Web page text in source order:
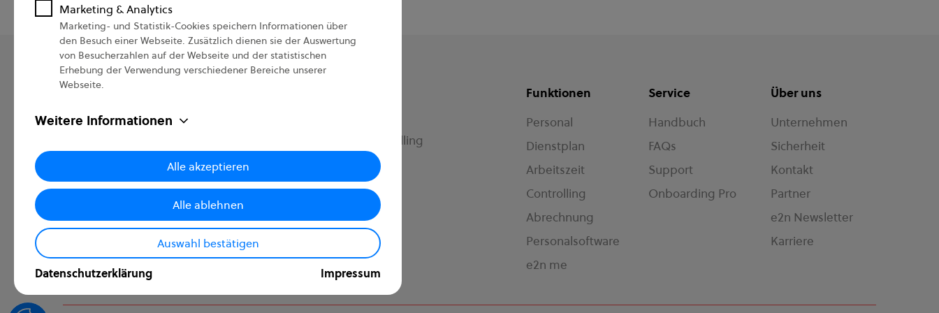
finden Sie in unseren Datenschutzbestimmungen.
Marketing & Analytics
Marketing- und Statistik-Cookies speichern Informationen über
den Besuch einer Webseite. Zusätzlich dienen sie der Auswertung
von Besucherzahlen auf der Webseite und der statistischen
Erhebung der Verwendung verschiedener Bereiche unserer
Webseite.
Weitere Informationen
Alle akzeptieren
Alle ablehnen
Auswahl bestätigen
Datenschutzerklärung
Impressum
Deine smarte HR-Lösung
e2n hat sich auf die täglichen Herausforderungen rund um
Personalverwaltung, Zeiterfassung, Dienstplanung und Controlling
Funktionen
Personal
Dienstplan
Arbeitszeit
Controlling
Abrechnung
Personalsoftware
e2n me
Service
Handbuch
FAQs
Support
Onboarding Pro
Über uns
Unternehmen
Sicherheit
Kontakt
Partner
e2n Newsletter
Karriere